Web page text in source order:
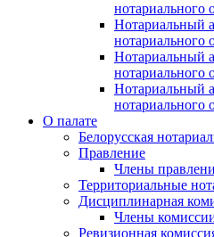
нотариального
Нотариальный
нотариального
Нотариальный
нотариального
Нотариальный
нотариального
О палате
Белорусская
Правление
Члены
Территориальные
Дисциплинарная
Члены
Ревизионная